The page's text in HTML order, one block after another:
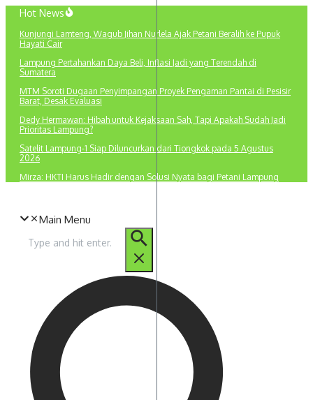
Lewati
konten
Hot News
Kunjungi Lamteng, Wagub Jihan Nurlela Ajak Petani Beralih ke Pupuk
Hayati Cair
Lampung Pertahankan Daya Beli, Inflasi Jadi yang Terendah di
Sumatera
MTM Soroti Dugaan Penyimpangan Proyek Pengaman Pantai di Pesisir
Barat, Desak Evaluasi
Dedy Hermawan: Hibah untuk Kejaksaan Sah, Tapi Apakah Sudah Jadi
Prioritas Lampung?
Satelit Lampung-1 Siap Diluncurkan dari Tiongkok pada 5 Agustus
2026
Mirza: HKTI Harus Hadir dengan Solusi Nyata bagi Petani Lampung
Main Menu
untuk: